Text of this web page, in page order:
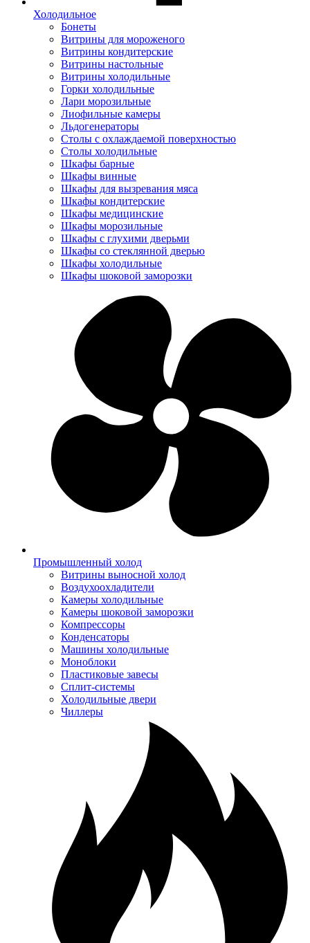
Холодильное
Бонеты
Витрины для мороженого
Витрины кондитерские
Витрины настольные
Витрины холодильные
Горки холодильные
Лари морозильные
Лиофильные камеры
Льдогенераторы
Столы с охлаждаемой поверхностью
Столы холодильные
Шкафы барные
Шкафы винные
Шкафы для вызревания мяса
Шкафы кондитерские
Шкафы медицинские
Шкафы морозильные
Шкафы с глухими дверьми
Шкафы со стеклянной дверью
Шкафы холодильные
Шкафы шоковой заморозки
Промышленный холод
Витрины выносной холод
Воздухоохладители
Камеры холодильные
Камеры шоковой заморозки
Компрессоры
Конденсаторы
Машины холодильные
Моноблоки
Пластиковые завесы
Сплит-системы
Холодильные двери
Чиллеры